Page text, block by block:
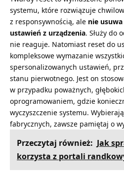
systemu, które rozwiązuje
z responsywnością, ale nie
ustawień z urządzenia. Służy do
nie reaguje. Natomiast reset do
kompleksowe wymazanie
spersonalizowanych ustawień,
stanu pierwotnego. Jest on
w przypadku poważnych,
oprogramowaniem, gdzie
wyczyszczenie systemu.
fabrycznych, zawsze pamiętaj o
Przeczytaj również: Jak
korzysta z portali